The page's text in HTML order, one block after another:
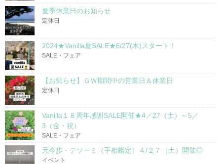
夏季休業日のお知らせ
定休日
2024★Vanilla夏SALE★6/27(木)スタート！
SALE・フェア
【お知らせ】ＧＷ期間中の営業日＆休業日
定休日
Vanilla１８周年感謝SALE開催★4／27（土）～5／
3（金・祝）
SALE・フェア
元今歩・テソーミ（手相鑑定）４/２７（土）開催◎
イベント